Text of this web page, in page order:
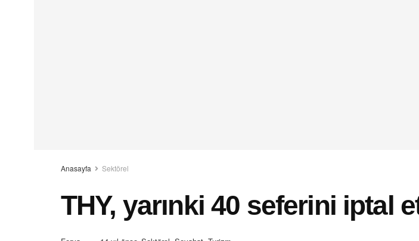
Anasayfa Sektörel
THY, yarınki 40 seferini iptal